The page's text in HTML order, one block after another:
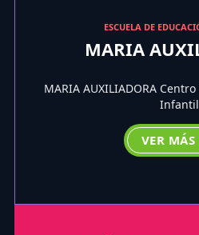
ESCUELA DE
MARIA
MARIA AUXILIADORA
Infantil
VER MÁS